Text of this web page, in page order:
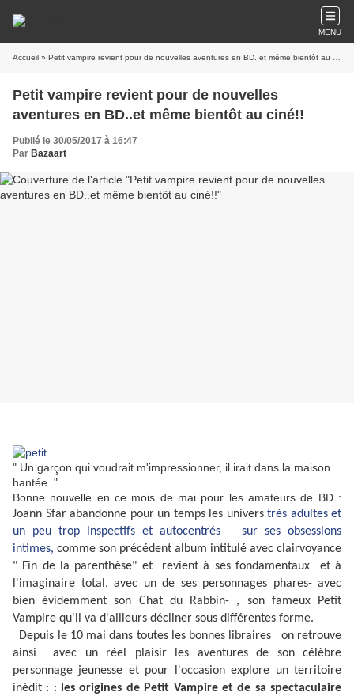
MENU
Accueil » Petit vampire revient pour de nouvelles aventures en BD..et même bientôt au ciné!!
Petit vampire revient pour de nouvelles
aventures en BD..et même bientôt au ciné!!
Publié le 30/05/2017 à 16:47
Par Bazaart
" Un garçon qui voudrait m'impressionner, il irait dans la maison
hantée.."
Bonne nouvelle en ce mois de mai pour les amateurs de BD :
Joann Sfar abandonne pour un temps les univers très adultes et
un peu trop inspectifs et autocentrés sur ses obsessions
intimes, comme son précédent album intitulé avec clairvoyance
" Fin de la parenthèse" et revient à ses fondamentaux et à
l'imaginaire total, avec un de ses personnages phares- avec
bien évidemment son Chat du Rabbin- , son fameux Petit
Vampire qu'il va d'ailleurs décliner sous différentes forme.
Depuis le 10 mai dans toutes les bonnes libraires on retrouve
ainsi avec un réel plaisir les aventures de son célèbre
personnage jeunesse et pour l'occasion explore un territoire
inédit : :
les origines de Petit Vampire et de sa spectaculaire